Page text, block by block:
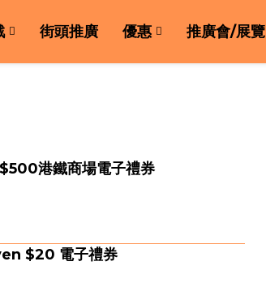
街頭推廣 優惠 推廣會/展覽
港鐵商場電子禮券
$20 電子禮券